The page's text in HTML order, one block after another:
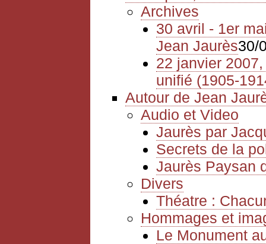
Archives
30 avril - 1er
Jean Jaurès30/
22 janvier
unifié (1905-
Autour de Jean
Audio et Video
Jaurès par
Secrets de la
Jaurès Paysan
Divers
Théatre :
Hommages et
Le Monument